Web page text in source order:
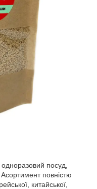
посуд,
повністю
китайської,